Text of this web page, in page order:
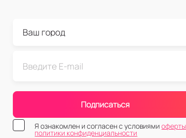
Подписаться
Я ознакомлен и согласен с условиямиоферты
политики конфиденциальности